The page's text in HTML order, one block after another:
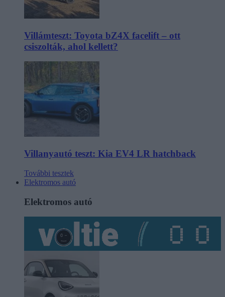
Villámteszt: Toyota bZ4X facelift – ott
csiszolták, ahol kellett?
Villanyautó teszt: Kia EV4 LR hatchback
További tesztek
Elektromos autó
Elektromos autó